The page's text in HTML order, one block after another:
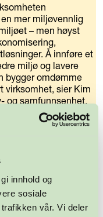
innhold og
sosiale
vår. Vi deler
mer miljøvennlig
– men høyst
Å innføre et
miljø og lavere
bygger omdømme
virksomhet, sier Kim
og samfunnsenhet.